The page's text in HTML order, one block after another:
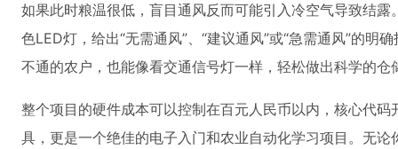
如果此时粮温很低，盲目通风反而可能引入冷空气导致结
色LED灯，给出“无需通风”、“建议通风”或“急需通风”的明
不通的农户，也能像看交通信号灯一样，轻松做出科学的仓
整个项目的硬件成本可以控制在百元人民币以内，核心代
具，更是一个绝佳的电子入门和农业自动化学习项目。无